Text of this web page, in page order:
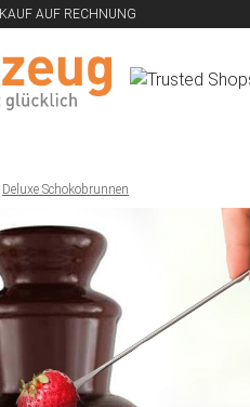
KAUF AUF RECHNUNG
Deluxe Schokobrunnen